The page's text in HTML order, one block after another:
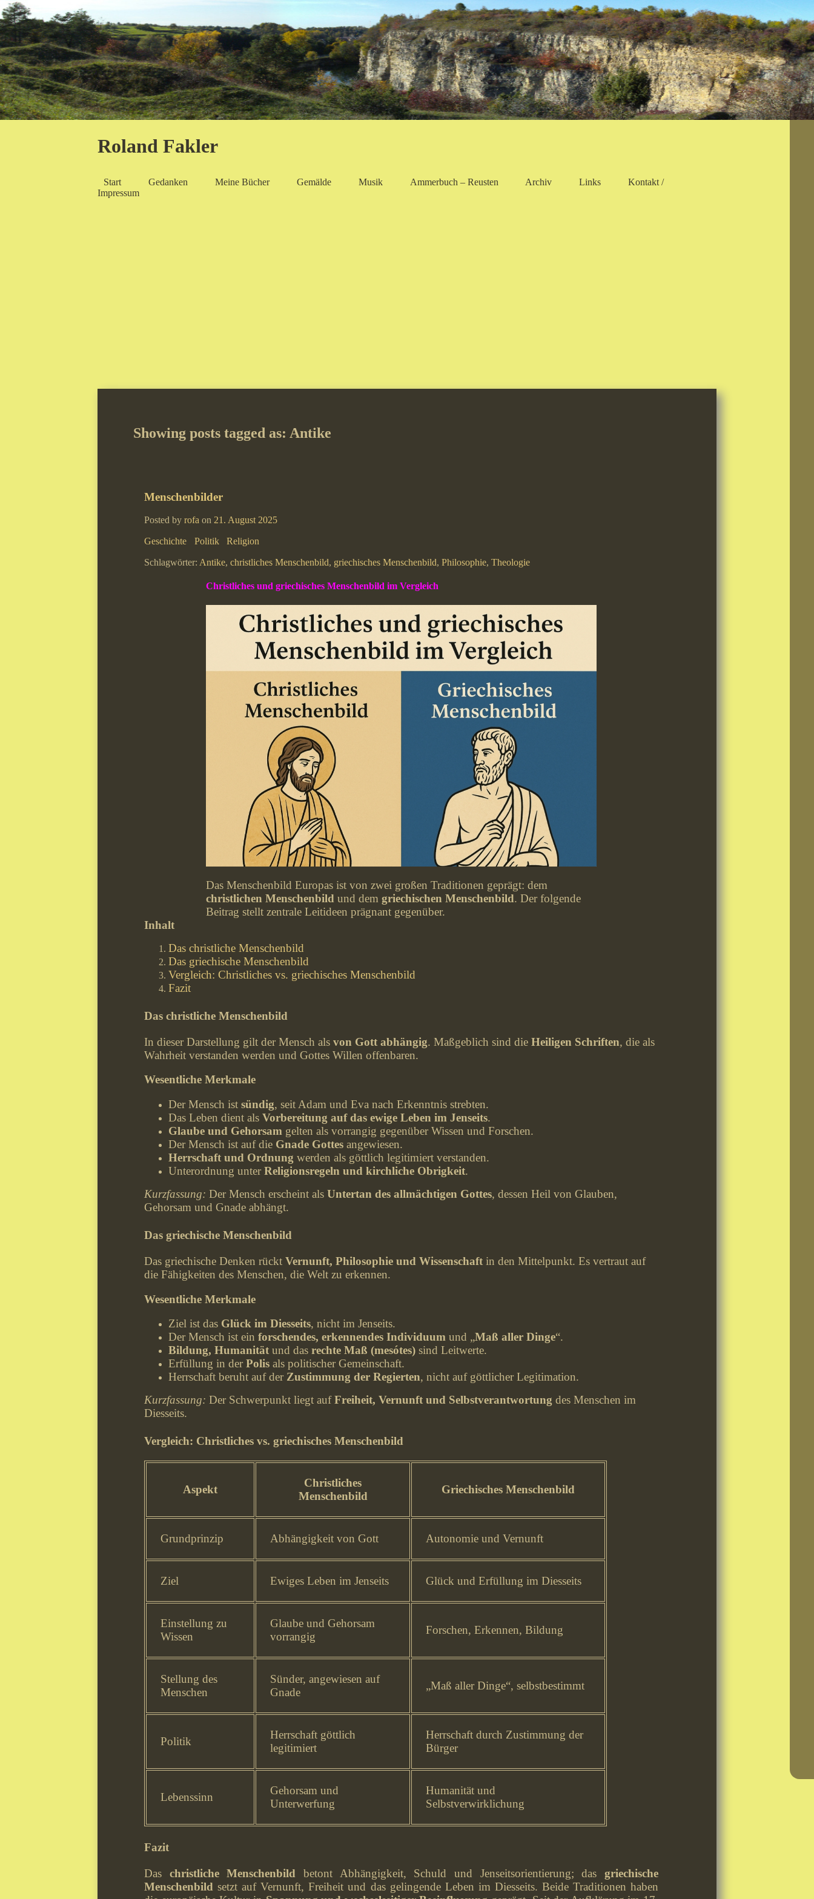
Roland Fakler
Start Gedanken Meine Bücher Gemälde Musik Ammerbuch – Reusten Archiv Links
Kontakt /
Impressum
Showing posts tagged as: Antike
Menschenbilder
Posted byrofa on 21. August 2025
Geschichte Politik Religion
Schlagwörter: Antike,christliches Menschenbild, griechisches Menschenbild,Philosophie,Theologie
Christliches und griechisches Menschenbild im Vergleich
Das Menschenbild Europas ist von zwei großen Traditionen geprägt: dem
christlichen Menschenbild und dem griechischen Menschenbild. Der folgende
Beitrag stellt zentrale Leitideen prägnant gegenüber.
Inhalt
Das christliche Menschenbild
Das griechische Menschenbild
Vergleich: Christliches vs. griechisches Menschenbild
Fazit
Das christliche Menschenbild
In dieser Darstellung gilt der Mensch alsvon Gott abhängig. Maßgeblich sind dieHeiligen Schriften, die als
Wahrheit verstanden werden und Gottes Willen offenbaren.
Wesentliche Merkmale
Der Mensch istsündig, seit Adam und Eva nach Erkenntnis strebten.
Das Leben dient alsVorbereitung auf das ewige Leben im Jenseits.
Glaube und Gehorsam gelten als vorrangig gegenüber Wissen und Forschen.
Der Mensch ist auf die Gnade Gottes angewiesen.
Herrschaft und Ordnung werden als göttlich legitimiert verstanden.
Unterordnung unterReligionsregeln und kirchliche Obrigkeit.
Kurzfassung: Der Mensch erscheint alsUntertan des allmächtigen Gottes, dessen Heil von Glauben,
Gehorsam und Gnade abhängt.
Das griechische Menschenbild
Das griechische Denken rücktVernunft, Philosophie und Wissenschaft in den Mittelpunkt. Es vertraut auf
die Fähigkeiten des Menschen, die Welt zu erkennen.
Wesentliche Merkmale
Ziel ist das Glück im Diesseits, nicht im Jenseits.
Der Mensch ist einforschendes, erkennendes Individuum und „Maß aller Dinge“.
Bildung, Humanität und dasrechte Maß (mesótes) sind Leitwerte.
Erfüllung in derPolis als politischer Gemeinschaft.
Herrschaft beruht auf der Zustimmung der Regierten, nicht auf göttlicher Legitimation.
Kurzfassung: Der Schwerpunkt liegt aufFreiheit, Vernunft und Selbstverantwortung des Menschen im
Diesseits.
Vergleich: Christliches vs. griechisches Menschenbild
Aspekt
Christliches
Menschenbild
Griechisches Menschenbild
Grundprinzip Abhängigkeit von Gott Autonomie und Vernunft
Ziel Ewiges Leben im Jenseits Glück und Erfüllung im Diesseits
Einstellung zu
Wissen
Glaube und Gehorsam
vorrangig
Forschen, Erkennen, Bildung
Stellung des
Menschen
Sünder, angewiesen auf
Gnade
„Maß aller Dinge“, selbstbestimmt
Politik
Herrschaft göttlich
legitimiert
Herrschaft durch Zustimmung der
Bürger
Lebenssinn
Gehorsam und
Unterwerfung
Humanität und
Selbstverwirklichung
Fazit
Das christliche Menschenbild betont Abhängigkeit, Schuld und Jenseitsorientierung; dasgriechische
Menschenbild setzt auf Vernunft, Freiheit und das gelingende Leben im Diesseits. Beide Traditionen haben